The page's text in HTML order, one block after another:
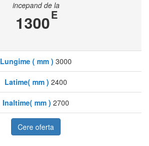
incepand de la
1300E
Lungime ( mm ) 3000
Latime( mm ) 2400
Inaltime( mm ) 2700
Cere oferta